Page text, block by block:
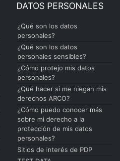
DATOS PERSONALES
¿Qué son los datos
personales?
¿Qué son los datos
personales sensibles?
¿Cómo protejo mis datos
personales?
¿Qué hacer si me niegan mis
derechos ARCO?
¿Cómo puedo conocer más
sobre mi derecho a la
protección de mis datos
personales?
Sitios de interés de PDP